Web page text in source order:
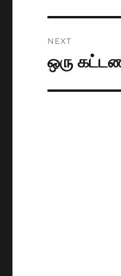
NEXT
Next
post:
ஒரு